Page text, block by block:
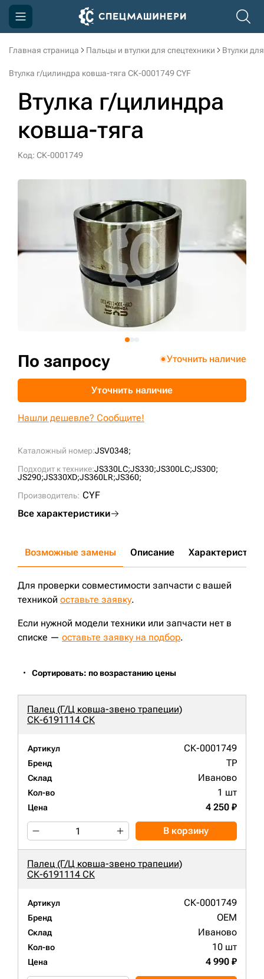
Главная страница Пальцы и втулки для спецтехники Втулки
Втулка г/цилиндра ковша-тяга СК-0001749 CYF
Втулка г/цилиндра
ковша-тяга
Код: СК-0001749
Каталожный номер:JSV0348;
Подходит к технике:JS330LC;JS330;JS300LC;JS300;
JS290;JS330XD;JS360LR;JS360;
Производитель: CYF
Все характеристики
По запросу Уточнить наличие
Уточнить наличие
Нашли дешевле? Сообщите!
Возможные замены Описание Характеристики
Для проверки совместимости запчасти с вашей
техникой оставьте заявку.
Если нужной модели техники или запчасти нет в
списке — оставьте заявку на подбор.
Сортировать: по возрастанию цены
Палец (Г/Ц ковша-звено трапеции)
СК-6191114 СК
Артикул СК-0001749
Бренд TP
Склад Иваново
Кол-во 1 шт
Цена 4 250 ₽
В корзину
Палец (Г/Ц ковша-звено трапеции)
СК-6191114 СК
Артикул СК-0001749
Бренд OEM
Склад Иваново
Кол-во 10 шт
Цена 4 990 ₽
Компания
Доставка и оплата
Информация
Контакты
3D тур по производству
3D тур по складам
sksale@skdst.ru
+7 (499) 394-50-93